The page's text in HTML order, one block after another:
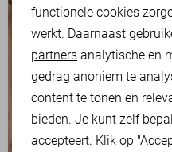
Analytische cookies
Marketing cookies
functionele cookies
werkt. Daarnaast
partners analytische en
gedrag anoniem te
content te tonen en
bieden. Je kunt zelf
accepteert. Klik op